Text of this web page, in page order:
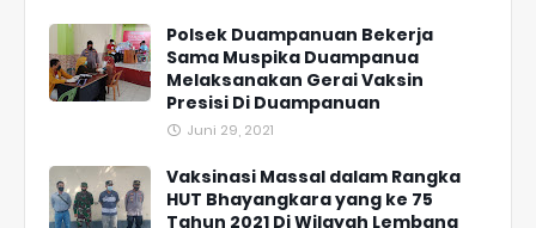
Polsek Duampanuan Bekerja
Sama Muspika Duampanua
Melaksanakan Gerai Vaksin
Presisi Di Duampanuan
Juni 29, 2021
Vaksinasi Massal dalam Rangka
HUT Bhayangkara yang ke 75
Tahun 2021 Di Wilayah Lembang